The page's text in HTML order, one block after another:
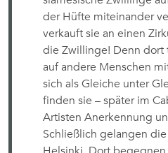
der Hüfte miteinander
verkauft sie an einen
die Zwillinge! Denn dort
auf andere Menschen
sich als Gleiche unter
finden sie – später im
Artisten Anerkennung
Schließlich gelangen